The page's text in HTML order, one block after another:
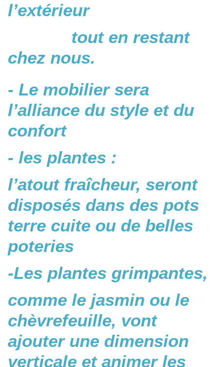
l’extérieur
tout en restant
chez nous.
- Le mobilier sera
l’alliance du style et du
confort
- les plantes :
l’atout fraîcheur, seront
disposés dans des pots
terre cuite ou de belles
poteries
-Les plantes grimpantes,
comme le jasmin ou le
chèvrefeuille, vont
ajouter une dimension
verticale et animer les